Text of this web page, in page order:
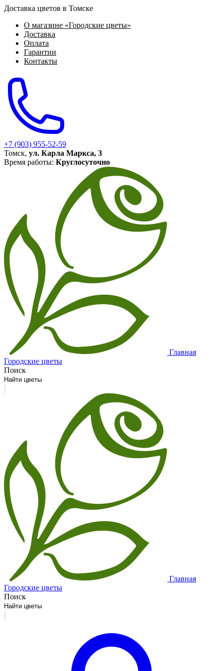
Доставка цветов в Томске
О магазине «Городские цветы»
Доставка
Оплата
Гарантии
Контакты
+7 (903) 955-52-59
Томск, ул. Карла Маркса, 3
Время работы: Круглосуточно
Главная
Городские цветы
Поиск
Главная
Городские цветы
Поиск